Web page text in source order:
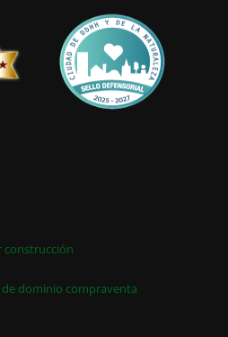
construcción
dominio compraventa